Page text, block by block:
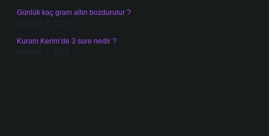
Günlük kaç gram altın bozdurulur ?
Ağustos 7, 2026
Kuranı Kerim’de 3 sure nedir ?
Ağustos 7, 2026